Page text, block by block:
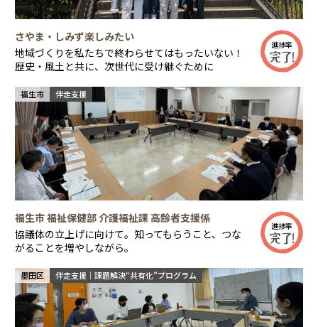
さやま・しみず楽しみたい
地域づくりを私たちで終わらせてはもったいない！
歴史・風土と共に、次世代に受け継ぐために
進捗率
福生市 伴走支援
福生市 福祉保健部 介護福祉課 高齢者支援係
協議体の立上げに向けて。知ってもらうこと、つな
がることを増やしながら。
進捗率
墨田区 伴走支援｜課題解決“共有化”プログラム